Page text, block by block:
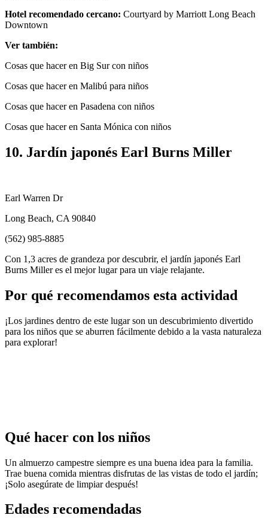
Hotel recomendado cercano: Courtyard by Marriott Long Beach
Downtown
Ver también:
Cosas que hacer en Big Sur con niños
Cosas que hacer en Malibú para niños
Cosas que hacer en Pasadena con niños
Cosas que hacer en Santa Mónica con niños
10. Jardín japonés Earl Burns Miller
Earl Warren Dr
Long Beach, CA 90840
(562) 985-8885
Con 1,3 acres de grandeza por descubrir, el jardín japonés Earl
Burns Miller es el mejor lugar para un viaje relajante.
Por qué recomendamos esta actividad
¡Los jardines dentro de este lugar son un descubrimiento divertido
para los niños que se aburren fácilmente debido a la vasta naturaleza
para explorar!
Qué hacer con los niños
Un almuerzo campestre siempre es una buena idea para la familia.
Trae buena comida mientras disfrutas de las vistas de todo el jardín;
¡Solo asegúrate de limpiar después!
Edades recomendadas